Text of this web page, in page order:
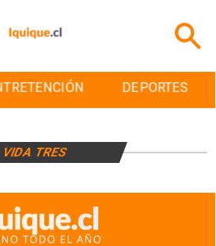
DEPORTES
VIDA TRES